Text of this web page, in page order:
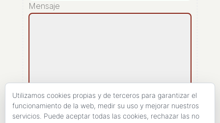
Mensaje
Utilizamos cookies propias y de terceros para garantizar el
funcionamiento de la web, medir su uso y mejorar nuestros
servicios. Puede aceptar todas las cookies, rechazar las no